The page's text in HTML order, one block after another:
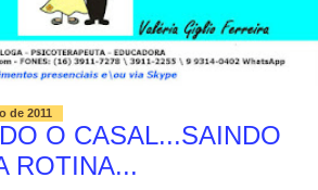
de 2011
O CASAL...SAINDO
ROTINA...